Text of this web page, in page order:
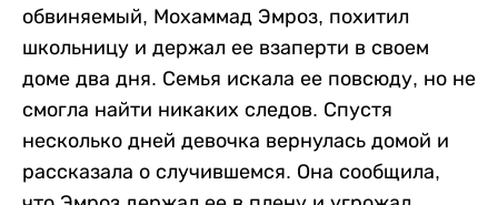
обвиняемый, Мохаммад Эмроз, похитил
школьницу и держал ее взаперти в своем
доме два дня. Семья искала ее повсюду, но не
смогла найти никаких следов. Спустя
несколько дней девочка вернулась домой и
рассказала о случившемся. Она сообщила,